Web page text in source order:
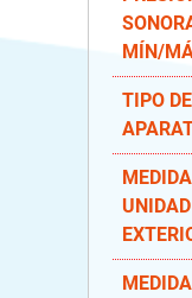
MÍN/
TIPO DE
UNIDAD